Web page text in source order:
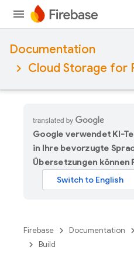
Documentation
Cloud Storage for
Google verwendet KI-
in Ihre bevorzugte
Übersetzungen können
Firebase Documentation
Build